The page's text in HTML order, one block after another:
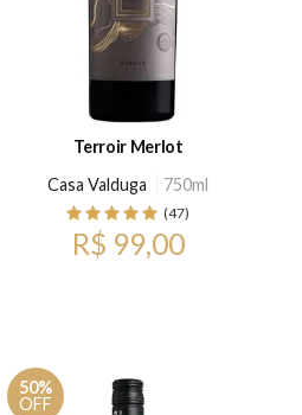
Terroir Merlot
Casa Valduga
750ml
(47)
R$ 99,00
50%
OFF